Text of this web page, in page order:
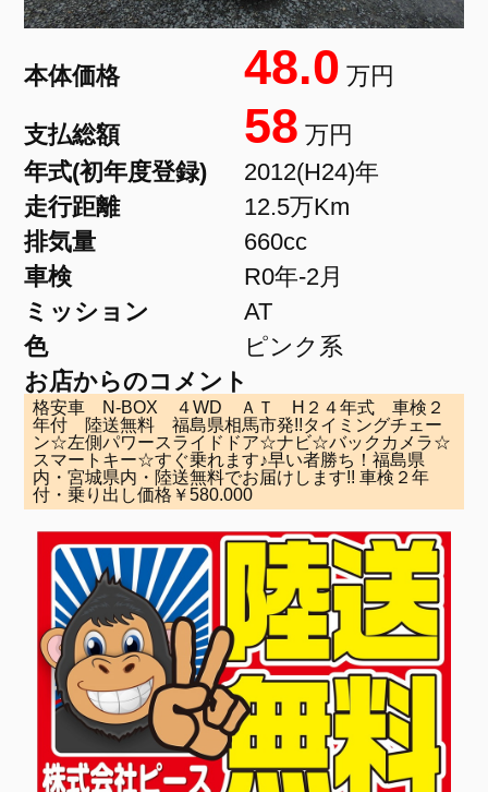
本体価格 48.0 万円
支払総額 58 万円
年式(初年度登録)
2012(H24)年
走行距離
12.5万Km
排気量
660cc
車検
R0年-2月
ミッション
AT
色
ピンク系
お店からのコメント
格安車 N-BOX ４WD ＡＴ H２４年式 車検２
年付 陸送無料 福島県相馬市発!!タイミングチェー
ン☆左側パワースライドドア☆ナビ☆バックカメラ☆
スマートキー☆すぐ乗れます♪早い者勝ち！福島県
内・宮城県内・陸送無料でお届けします!! 車検２年
付・乗り出し価格￥580.000